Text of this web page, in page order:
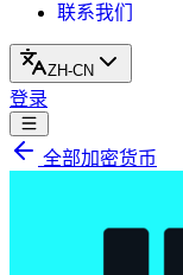
联系我们
ZH-CN
登录
全部加密货币